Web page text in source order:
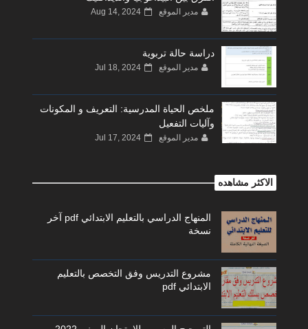
مدير الموقع Aug 14, 2024
دراسة حالة تربوية
مدير الموقع Jul 18, 2024
ملخص الحياة المدرسية: التعريف و المكونات
وآليات التفعيل
مدير الموقع Jul 17, 2024
الاكثر مشاهده
المنهاج الدراسي بالتعليم الابتدائي pdf آخر
نسخة
مشروع التدريس وفق التخصص بالتعليم
الابتدائي pdf